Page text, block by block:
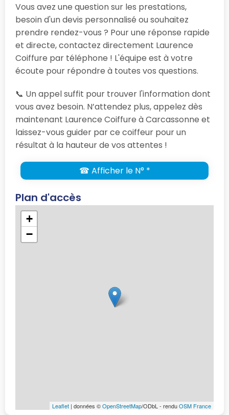
Vous avez une question sur les prestations,
besoin d'un devis personnalisé ou souhaitez
prendre rendez-vous ? Pour une réponse rapide
et directe, contactez directement Laurence
Coiffure par téléphone ! L'équipe est à votre
écoute pour répondre à toutes vos questions.
📞 Un appel suffit pour trouver l'information dont
vous avez besoin. N’attendez plus, appelez dès
maintenant Laurence Coiffure à Carcassonne et
laissez-vous guider par ce coiffeur pour un
résultat à la hauteur de vos attentes !
☎ Afficher le N° *
Plan d'accès
+
−
Leaflet | données ©OpenStreetMap/ODbL - renduOSM France